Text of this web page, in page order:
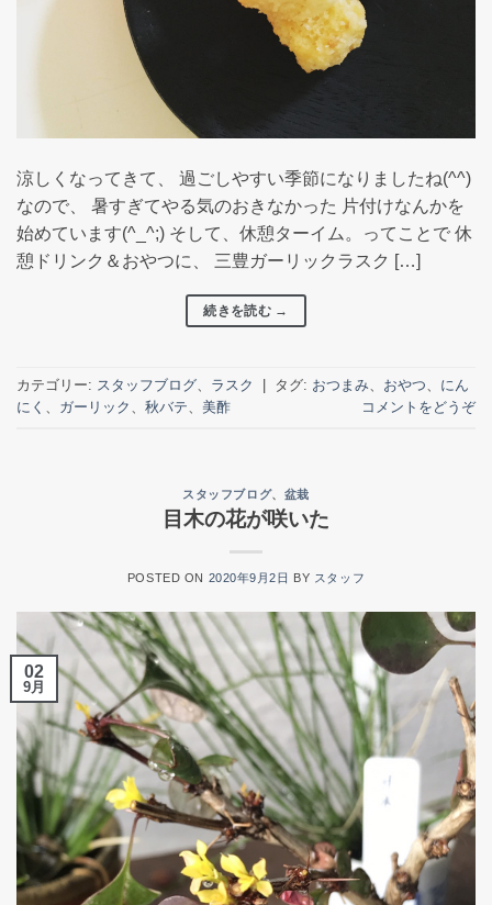
涼しくなってきて、 過ごしやすい季節になりましたね(^^)
なので、 暑すぎてやる気のおきなかった 片付けなんかを
始めています(^_^;) そして、休憩ターイム。ってことで 休
憩ドリンク＆おやつに、 三豊ガーリックラスク […]
続きを読む →
カテゴリー: スタッフブログ ラスク タグ: おつまみ おやつ
にん
にく
ガーリック 秋バテ 美酢 コメントをどうぞ
スタッフブログ、 盆栽
目木の花が咲いた
POSTED ON 2020年9月2日 BY スタッフ
02
9月